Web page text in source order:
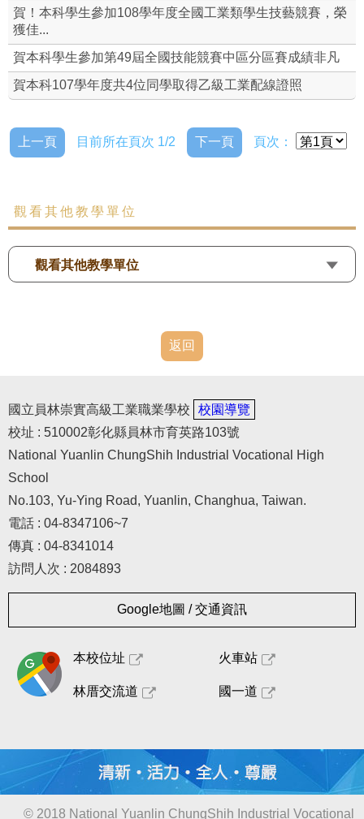
賀！本科學生參加108學年度全國工業類學生技藝競賽，榮
獲佳...
賀本科學生參加第49屆全國技能競賽中區分區賽成績非凡
賀本科107學年度共4位同學取得乙級工業配線證照
上一頁 目前所在頁次 1/2 下一頁 頁次：
觀看其他教學單位
觀看其他教學單位
返回
國立員林崇實高級工業職業學校
校園導覽
校址 : 510002彰化縣員林市育英路103號
National Yuanlin ChungShih Industrial Vocational High
School
No.103, Yu-Ying Road, Yuanlin, Changhua, Taiwan.
電話 : 04-8347106~7
傳真 : 04-8341014
訪問人次 : 2084893
Google地圖 / 交通資訊
本校位址 火車站
林厝交流道 國一道
© 2018 National Yuanlin ChungShih Industrial Vocational